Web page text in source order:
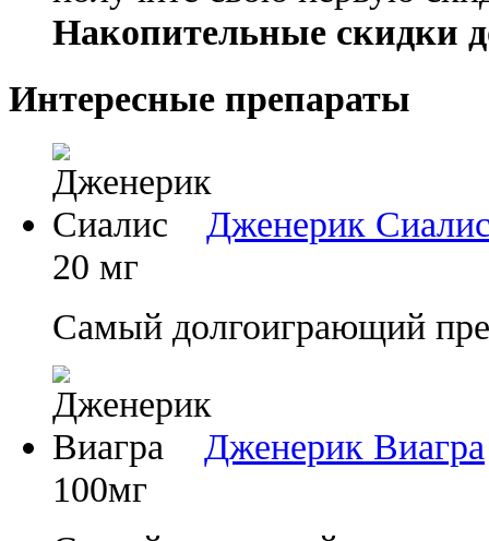
Накопительные скидки
Интересные препараты
Дженерик
20 мг
Самый долгоиграющий
Дженерик Виагра
100мг